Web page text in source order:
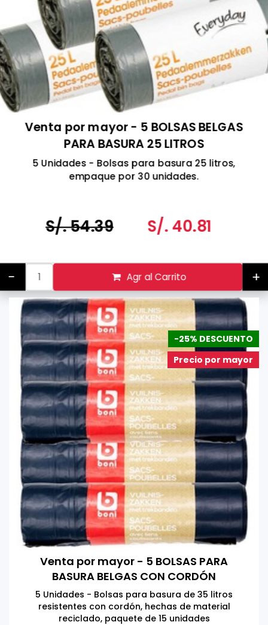
Venta por mayor - 5 BOLSAS BELGAS
PARA BASURA 25 LITROS
5 Unidades - Bolsas para basura 25 litros,
empaque por 30 unidades.
S/. 54.39 S/. 40.81
- Agr al Carrito +
-25% DESCUENTO
Precio por mayor
Venta por mayor - 5 BOLSAS PARA
BASURA BELGAS CON CORDÓN
CORREDIZO 35 LITROS
5 Unidades - Bolsas para basura de 35 litros
resistentes con cordón, hechas de material
reciclado, paquete de 15 unidades